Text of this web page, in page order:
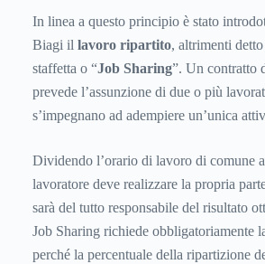
In linea a questo principio è stato
Biagi il lavoro ripartito, altrimenti
staffetta o “Job Sharing”. Un contratto
prevede l’assunzione di due o più
s’impegnano ad adempiere un’unica
Dividendo l’orario di lavoro di comune
lavoratore deve realizzare la propria
sarà del tutto responsabile del risultato
Job Sharing richiede obbligatoriamente
perché la percentuale della ripartizione